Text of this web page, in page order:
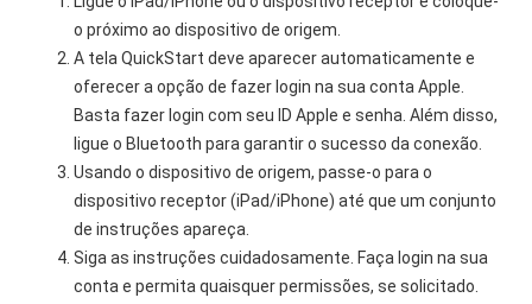
o próximo ao dispositivo de origem.
A tela QuickStart deve aparecer automaticamente e
oferecer a opção de fazer login na sua conta Apple.
Basta fazer login com seu ID Apple e senha. Além disso,
ligue o Bluetooth para garantir o sucesso da conexão.
Usando o dispositivo de origem, passe-o para o
dispositivo receptor (iPad/iPhone) até que um conjunto
de instruções apareça.
Siga as instruções cuidadosamente. Faça login na sua
conta e permita quaisquer permissões, se solicitado.